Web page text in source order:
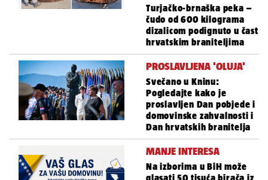
Turjačko-brnaška peka –
čudo od 600 kilograma
dizalicom podignuto u čast
hrvatskim braniteljima
PROSLAVLJENA 'OLUJA'
Svečano u Kninu:
Pogledajte kako je
proslavljen Dan pobjede i
domovinske zahvalnosti i
Dan hrvatskih branitelja
MANJE INTERESA
Na izborima u BiH može